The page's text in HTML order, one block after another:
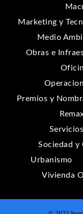
Marketing y
Medio
Obras e
Premios y
Sociedad y
Urbanismo
Vivienda